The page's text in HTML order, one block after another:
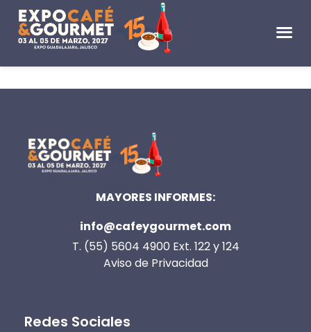
MAYORES INFORMES:
info@cafeygourmet.com
T. (55) 5604 4900 Ext. 122 y 124
Aviso de Privacidad
Redes Sociales